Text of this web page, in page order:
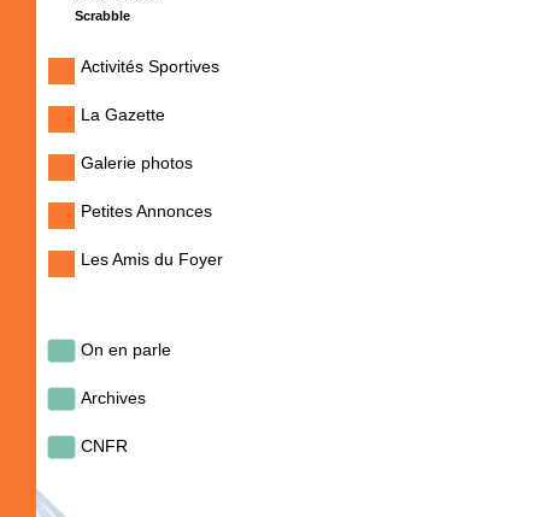
Scrabble
Activités Sportives
La Gazette
Galerie photos
Petites Annonces
Les Amis du Foyer
On en parle
Archives
CNFR